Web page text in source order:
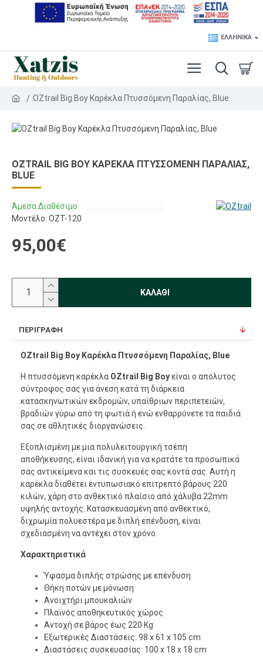
ΕΛΛΗΝΙΚΆ
OZtrail Big Boy Καρέκλα Πτυσσόμενη Παραλίας, Blue
OZTRAIL BIG BOY ΚΑΡΈΚΛΑ ΠΤΥΣΣΌΜΕΝΗ ΠΑΡΑΛΊΑΣ,
BLUE
Άμεσα Διαθέσιμο
Μοντέλο: OZT-120
95,00€
ΚΑΛΆΘΙ
ΠΕΡΙΓΡΑΦΉ
OZtrail Big Boy Καρέκλα Πτυσσόμενη Παραλίας, Blue
Η πτυσσόμενη καρέκλα OZtrail Big Boyείναι ο απόλυτος
σύντροφος σας για άνεση κατά τη διάρκεια
κατασκηνωτικών εκδρομών, υπαίθριων περιπετειών,
βραδιών γύρω από τη φωτιά ή ενώ ενθαρρύνετε τα παιδιά
σας σε αθλητικές διοργανώσεις.
Εξοπλισμένη με μια πολυλειτουργική τσέπη
αποθήκευσης, είναι ιδανική για να κρατάτε τα προσωπικά
σας αντικείμενα και τις συσκευές σας κοντά σας. Αυτή η
καρέκλα διαθέτει εντυπωσιακό επιτρεπτό βάρους 220
κιλών, χάρη στο ανθεκτικό πλαίσιο από χάλυβα 22mm
υψηλής αντοχής. Κατασκευασμένη από ανθεκτικό,
διχρωμία πολυεστέρα με διπλή επένδυση, είναι
σχεδιασμένη να αντέχει στον χρόνο.
Χαρακτηριστικά
Ύφασμα διπλής στρώσης με επένδυση
Θήκη ποτών με μόνωση
Ανοιχτήρι μπουκαλιών
Πλαϊνός αποθηκευτικός χώρος
Αντοχή σε βάρος έως 220 Kg
Εξωτερικές Διαστάσεις: 98 x 61 x 105 cm
Διαστάσεις συσκευασίας: 100 x 18 x 18 cm